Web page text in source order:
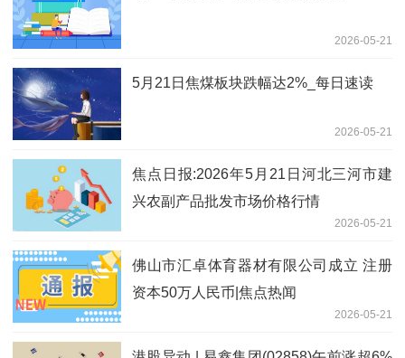
2026-05-21
5月21日焦煤板块跌幅达2%_每日速读
2026-05-21
焦点日报:2026年5月21日河北三河市建
兴农副产品批发市场价格行情
2026-05-21
佛山市汇卓体育器材有限公司成立 注册
资本50万人民币|焦点热闻
2026-05-21